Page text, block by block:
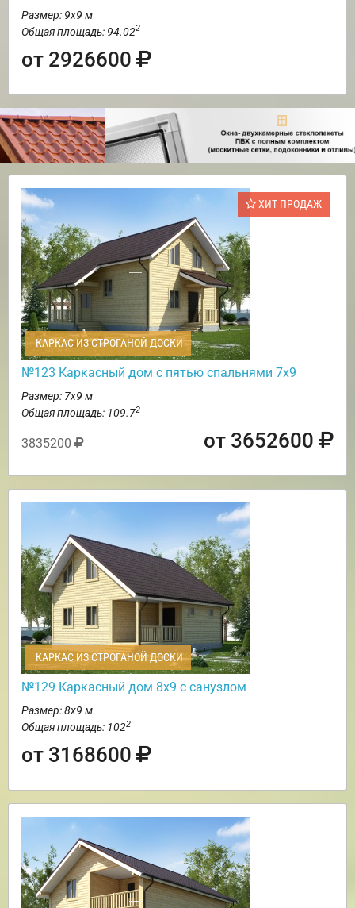
Размер: 9х9 м
Общая площадь: 94.022
от 2926600
ХИТ ПРОДАЖ
КАРКАС ИЗ СТРОГАНОЙ ДОСКИ
№123 Каркасный дом с пятью спальнями 7х9
Размер: 7х9 м
Общая площадь: 109.72
3835200 от 3652600
КАРКАС ИЗ СТРОГАНОЙ ДОСКИ
№129 Каркасный дом 8х9 с санузлом
Размер: 8х9 м
Общая площадь: 1022
от 3168600